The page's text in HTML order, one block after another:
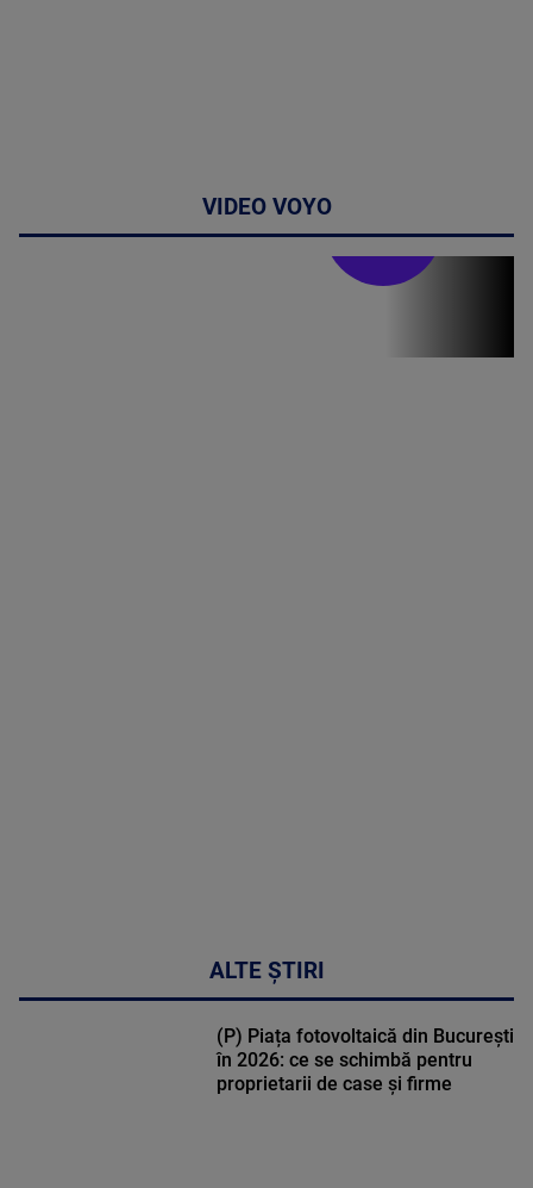
VIDEO VOYO
ALTE ȘTIRI
(P) Piața fotovoltaică din București
în 2026: ce se schimbă pentru
proprietarii de case și firme